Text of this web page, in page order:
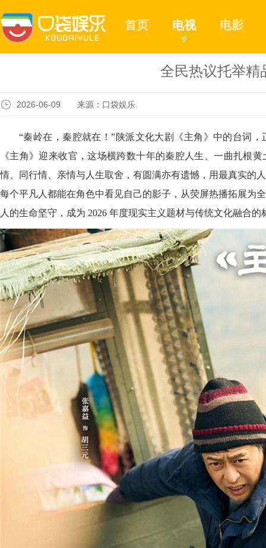
首页 电视
≫
电影
全民热议托举精
2026-06-09 来源：口袋娱乐
“秦岭在，秦腔就在！”陕派文化大剧《主角》中的台词
《主角》迎来收官，这场横跨数十年的秦腔人生、一曲扎根
情、同行情、亲情与人生取舍，有圆满亦有遗憾，用最真实的
每个平凡人都能在角色中看见自己的影子，从荧屏热播拓展为
人的生命坚守，成为 2026 年度现实主义题材与传统文化融合的